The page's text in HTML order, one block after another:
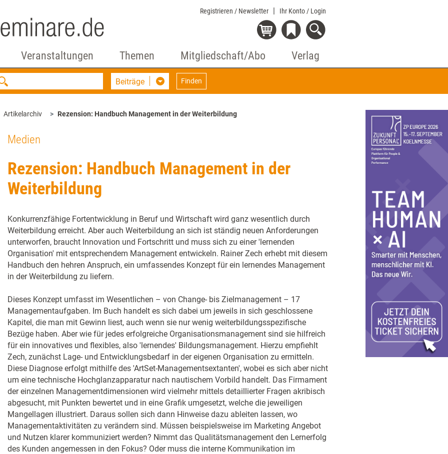
Registrieren / Newsletter Ihr Konto / Login
Veranstaltungen Themen Mitgliedschaft/Abo Verlag
Beiträge Finden
Artikelarchiv Rezension: Handbuch Management in der Weiterbildung
Medien
Rezension: Handbuch Management in der
Weiterbildung
Konkurrenzfähige Fortentwicklung in Beruf und Wirtschaft wird ganz wesentlich durch
Weiterbildung erreicht. Aber auch Weiterbildung an sich ist ständig neuen Anforderungen
unterworfen, braucht Innovation und Fortschritt und muss sich zu einer 'lernenden
Organisation' mit entsprechendem Management entwickeln. Rainer Zech erhebt mit diesem
Handbuch den hehren Anspruch, ein umfassendes Konzept für ein lernendes Management
in der Weiterbildung zu liefern.
Dieses Konzept umfasst im Wesentlichen – von Change- bis Zielmanagement – 17
Managementaufgaben. Im Buch handelt es sich dabei um jeweils in sich geschlossene
Kapitel, die man mit Gewinn liest, auch wenn sie nur wenig weiterbildungsspezifische
Bezüge haben. Aber wie für jedes erfolgreiche Organisationsmanagement sind sie hilfreich
für ein innovatives und flexibles, also 'lernendes' Bildungsmanagement. Hierzu empfiehlt
Zech, zunächst Lage- und Entwicklungsbedarf in der eigenen Organisation zu ermitteln.
Diese Diagnose erfolgt mithilfe des 'ArtSet-Managementsextanten', wobei es sich aber nicht
um eine technische Hochglanzapparatur nach nautischem Vorbild handelt. Das Firmament
der einzelnen Managementdimensionen wird vielmehr mittels detaillierter Fragen akribisch
abgesucht, mit Punkten bewertet und in eine Grafik umgesetzt, welche die jeweiligen
Mangellagen illustriert. Daraus sollen sich dann Hinweise dazu ableiten lassen, wo
Managementaktivitäten zu verändern sind. Müssen beispielsweise im Marketing Angebot
und Nutzen klarer kommuniziert werden? Nimmt das Qualitätsmanagement den Lern­erfolg
des Kunden angemessen in den Fokus? Oder muss die interne Kommunikation im